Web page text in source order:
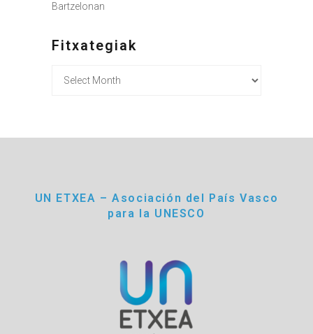
Bartzelonan
Fitxategiak
Fitxategiak
UN ETXEA – Asociación del País Vasco
para la UNESCO